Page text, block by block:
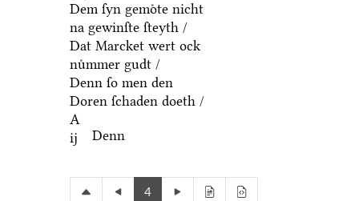
Dem ſyn gemoͤte nicht
na gewinſte ſteyth /
Dat Marcket wert ock
nuͤmmer gudt /
Denn ſo men den
Doren ſchaden doeth /
A
ij
Denn
4